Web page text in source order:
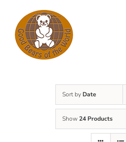
content
Sort by Date
Show24 Products